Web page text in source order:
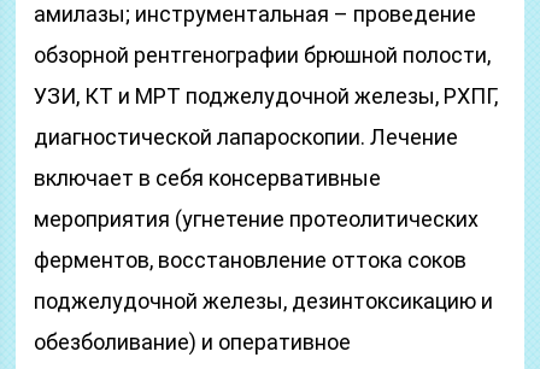
амилазы; инструментальная – проведение
обзорной рентгенографии брюшной полости,
УЗИ, КТ и МРТ поджелудочной железы, РХПГ,
диагностической лапароскопии. Лечение
включает в себя консервативные
мероприятия (угнетение протеолитических
ферментов, восстановление оттока соков
поджелудочной железы, дезинтоксикацию и
обезболивание) и оперативное